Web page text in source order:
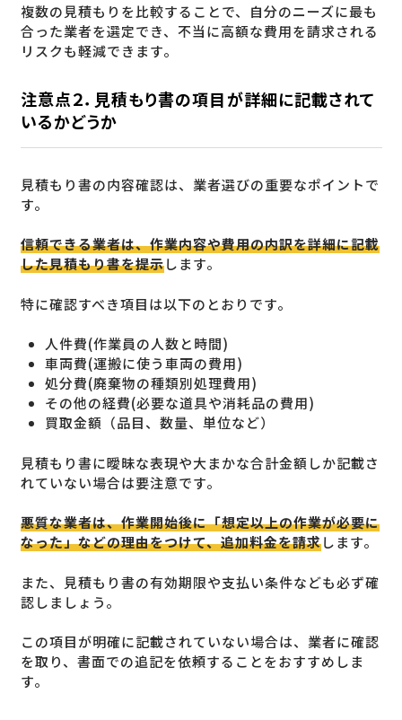
複数の見積もりを比較することで、自分のニーズに最も
合った業者を選定でき、不当に高額な費用を請求される
リスクも軽減できます。
注意点２．見積もり書の項目が詳細に記載されて
いるかどうか
見積もり書の内容確認は、業者選びの重要なポイントで
す。
信頼できる業者は、作業内容や費用の内訳を詳細に記載
した見積もり書を提示します。
特に確認すべき項目は以下のとおりです。
人件費(作業員の人数と時間)
車両費(運搬に使う車両の費用)
処分費(廃棄物の種類別処理費用)
その他の経費(必要な道具や消耗品の費用)
買取金額（品目、数量、単位など）
見積もり書に曖昧な表現や大まかな合計金額しか記載さ
れていない場合は要注意です。
悪質な業者は、作業開始後に「想定以上の作業が必要に
なった」などの理由をつけて、追加料金を請求します。
また、見積もり書の有効期限や支払い条件なども必ず確
認しましょう。
この項目が明確に記載されていない場合は、業者に確認
を取り、書面での追記を依頼することをおすすめしま
す。